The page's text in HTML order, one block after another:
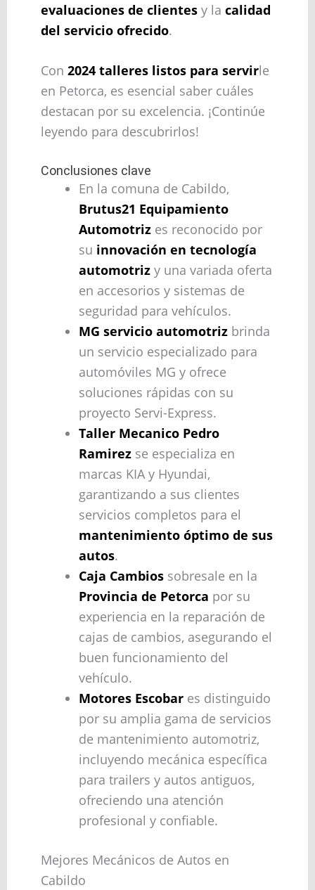
evaluaciones de clientesy la calidad
del servicio ofrecido.
Con 2024 talleres listos para servirle
en Petorca, es esencial saber cuáles
destacan por su excelencia. ¡Continúe
leyendo para descubrirlos!
Conclusiones clave
En la comuna de Cabildo,
Brutus21 Equipamiento
Automotrizes reconocido por
su innovación en tecnología
automotrizy una variada oferta
en accesorios y sistemas de
seguridad para vehículos.
MG servicio automotrizbrinda
un servicio especializado para
automóviles MG y ofrece
soluciones rápidas con su
proyecto Servi-Express.
Taller Mecanico Pedro
Ramirezse especializa en
marcas KIA y Hyundai,
garantizando a sus clientes
servicios completos para el
mantenimiento óptimo de sus
autos.
Caja Cambiossobresale en la
Provincia de Petorca por su
experiencia en la reparación de
cajas de cambios, asegurando el
buen funcionamiento del
vehículo.
Motores Escobares distinguido
por su amplia gama de servicios
de mantenimiento automotriz,
incluyendo mecánica específica
para trailers y autos antiguos,
ofreciendo una atención
profesional y confiable.
Mejores Mecánicos de Autos en
Cabildo